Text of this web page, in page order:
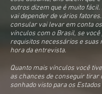
outros dizem que é muito fácil.
vai depender de vários
consular vai levar em conta
vínculos com o Brasil, se
requisitos necessários e suas
hora da entrevista.
Quanto mais vínculos você
as chances de conseguir tirar
sonhado visto para os Estados